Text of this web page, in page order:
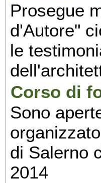
Prosegue
d'Autore"
le
Corso di
Sono
di Salerno
2014